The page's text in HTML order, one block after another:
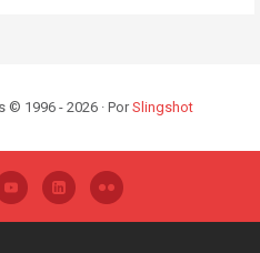
© 1996 - 2026 · PorSlingshot